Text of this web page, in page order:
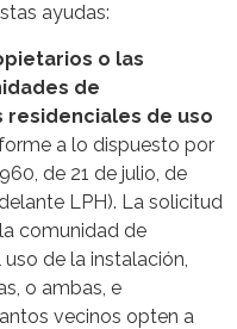
ayudas:
o las
de
de uso
a lo dispuesto por
de 21 de julio, de
LPH). La solicitud
comunidad de
de la instalación,
o ambas, e
vecinos opten a